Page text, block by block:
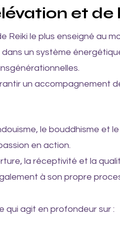
et
Reiki le plus enseigné au
un système
un accompagnement
le bouddhisme et
en action.
la réceptivité et la
à son propre
qui agit en profondeur sur :